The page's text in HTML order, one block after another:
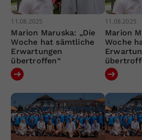
11.08.2025
Marion Maruska: „Die
Woche hat sämtliche
Erwartungen
übertroffen“
11.08.2025
Marion
Woche